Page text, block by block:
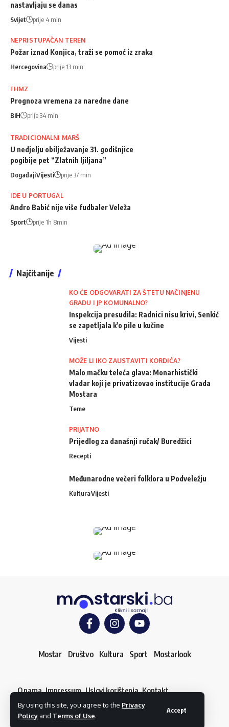
By using this site, you agree to the Privacy
Policy and Terms of Use.
Accept
nastavljaju se danas
Svijet prije 4 min
NEPRISTUPAČAN TEREN
Požar iznad Konjica, traži se pomoć iz zraka
Hercegovina prije 13 min
FHMZ
Prognoza vremena za naredne dane
BiH prije 34 min
TRADICIONALNI MARŠ
U nedjelju obilježavanje 31. godišnjice
pogibije pet “Zlatnih ljiljana”
DogađajiVijesti prije 37 min
IDE U PORTUGAL
Andro Babić nije više fudbaler Veleža
Sport prije 1h 8min
Najčitanije
KO ĆE ODGOVARATI ZA ŠTETU NAČINJENU
GRADU I JP KOMUNALNO?
Inspekcija presudila: Radnici nisu krivi, Senkić
se zapetljala k'o pile u kučine
Vijesti
MOŽE LI IKO ZAUSTAVITI KORDIĆA?
Malo mačku teleća glava: Monarhistički
vladar koji je privatizovao institucije Grada
Mostara
Teme
PRIJATNO
Prijedlog za današnji ručak/ Buredžici
Recepti
Međunarodne večeri folklora u Podveležju
KulturaVijesti
Mostar Društvo Kultura Sport Mostarlook
O nama Impressum Uslovi korištenja Kontakt
Dojavi vijest
© mostarski.ba. Sva prava pridržana